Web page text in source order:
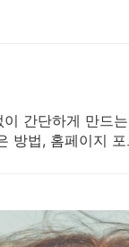
간단하게 만드
방법, 홈페이지